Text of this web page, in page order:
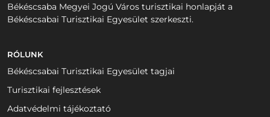
Békéscsaba Megyei Jogú Város turisztikai honlapját a
Békéscsabai Turisztikai Egyesület szerkeszti.
RÓLUNK
Békéscsabai Turisztikai Egyesület tagjai
Turisztikai fejlesztések
Adatvédelmi tájékoztató